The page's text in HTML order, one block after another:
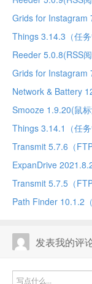
Things 3.14.3（任
Reeder 5.0.8(RSS
Smooze 1.9.20(鼠
Things 3.14.1（任
Transmit 5.7.6（
ExpanDrive
Transmit 5.7.5（
Path Finder 10.1.2
发表我的评